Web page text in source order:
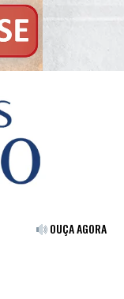
OUÇA AGORA